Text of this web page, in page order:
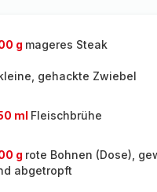
g mageres Steak
gehackte Zwiebel
ml Fleischbrühe
g rote Bohnen (Dose),
abgetropft